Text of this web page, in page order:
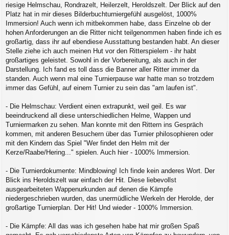
riesige Helmschau, Rondrazelt, Heilerzelt, Heroldszelt. Der Blick auf den
Platz hat in mir dieses Bilderbuchturniergefühl ausgelöst, 1000%
Immersion! Auch wenn ich mitbekommen habe, dass Einzelne ob der
hohen Anforderungen an die Ritter nicht teilgenommen haben finde ich es
großartig, dass ihr auf ebendiese Ausstattung bestanden habt. An dieser
Stelle ziehe ich auch meinen Hut vor den Ritterspielern - ihr habt
großartiges geleistet. Sowohl in der Vorbereitung, als auch in der
Darstellung. Ich fand es toll dass die Banner aller Ritter immer da
standen. Auch wenn mal eine Turnierpause war hatte man so trotzdem
immer das Gefühl, auf einem Turnier zu sein das "am laufen ist".
- Die Helmschau: Verdient einen extrapunkt, weil geil. Es war
beeindruckend all diese unterschiedlichen Helme, Wappen und
Turniermarken zu sehen. Man konnte mit den Rittern ins Gespräch
kommen, mit anderen Besuchern über das Turnier philosophieren oder
mit den Kindern das Spiel "Wer findet den Helm mit der
Kerze/Raabe/Hering..." spielen. Auch hier - 1000% Immersion.
- Die Turnierdokumente: Mindblowing! Ich finde kein anderes Wort. Der
Blick ins Heroldszelt war einfach der Hit. Diese liebevollst
ausgearbeiteten Wappenurkunden auf denen die Kämpfe
niedergeschrieben wurden, das unermüdliche Werkeln der Herolde, der
großartige Turnierplan. Der Hit! Und wieder - 1000% Immersion.
- Die Kämpfe: All das was ich gesehen habe hat mir großen Spaß